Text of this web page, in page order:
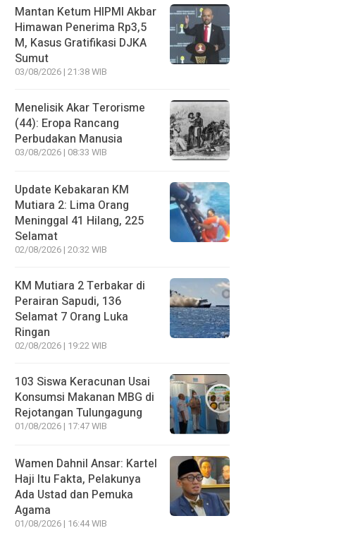
Mantan Ketum HIPMI Akbar
Himawan Penerima Rp3,5
M, Kasus Gratifikasi DJKA
Sumut
03/08/2026 | 21:38 WIB
Menelisik Akar Terorisme
(44): Eropa Rancang
Perbudakan Manusia
03/08/2026 | 08:33 WIB
Update Kebakaran KM
Mutiara 2: Lima Orang
Meninggal 41 Hilang, 225
Selamat
02/08/2026 | 20:32 WIB
KM Mutiara 2 Terbakar di
Perairan Sapudi, 136
Selamat 7 Orang Luka
Ringan
02/08/2026 | 19:22 WIB
103 Siswa Keracunan Usai
Konsumsi Makanan MBG di
Rejotangan Tulungagung
01/08/2026 | 17:47 WIB
Wamen Dahnil Ansar: Kartel
Haji Itu Fakta, Pelakunya
Ada Ustad dan Pemuka
Agama
01/08/2026 | 16:44 WIB